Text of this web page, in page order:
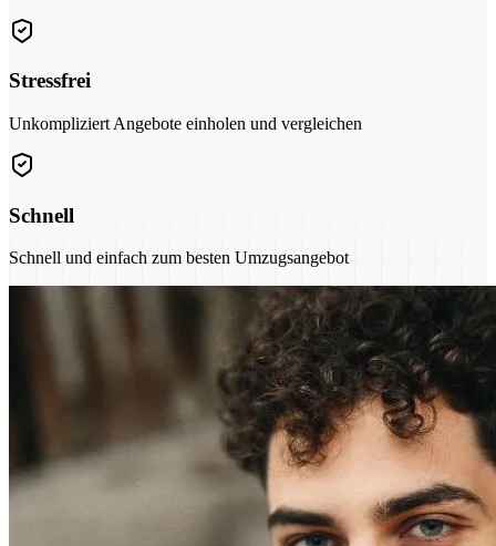
Stressfrei
Unkompliziert Angebote einholen und vergleichen
Schnell
Schnell und einfach zum besten Umzugsangebot